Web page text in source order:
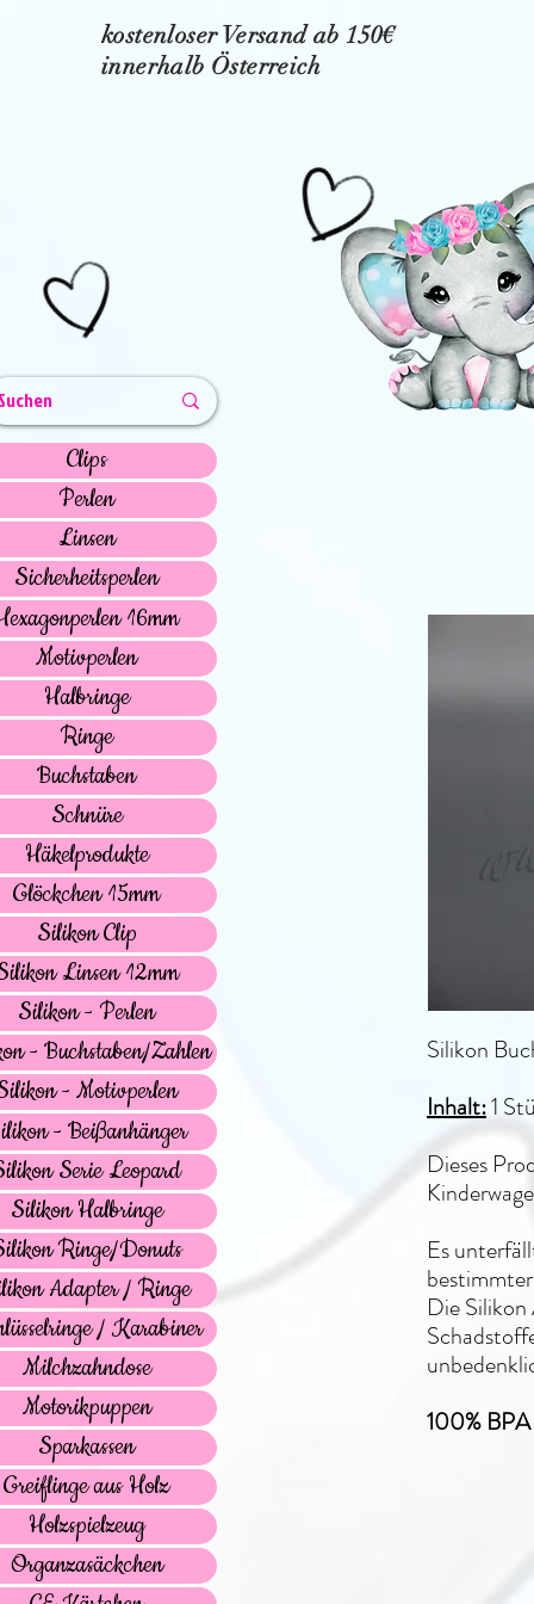
kostenloser Versand ab 150€
innerhalb Österreich
Silikon
Inhalt:1
Dieses
Es
Die
100%
Clips
Perlen
Linsen
Sicherheitsperlen
16mm
Motivperlen
Halbringe
Ringe
Buchstaben
Schnüre
Häkelprodukte
Glöckchen 15mm
Silikon Clip
Linsen 12mm
Silikon - Perlen
- Buchstaben/Zahlen
- Motivperlen
- Beißanhänger
Serie Leopard
Silikon Halbringe
Ringe/Donuts
Adapter / Ringe
/ Karabiner
Milchzahndose
Motorikpuppen
Sparkassen
Greiflinge aus Holz
Holzspielzeug
Organzasäckchen